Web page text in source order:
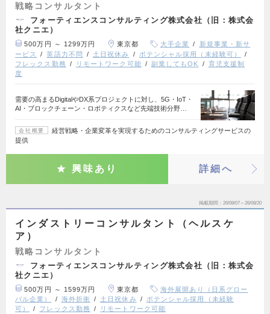
戦略コンサルタント
フォーティエンスコンサルティング株式会社（旧：株式会
社クニエ）
500万円 ～ 1299万円 東京都 大手企業
新規事業・新サ
ービス
英語力不問 土日祝休み
ポテンシャル採用（未経験可）
フレックス勤務
リモートワーク可能 副業してもOK
育児支援制
度
需要の高まるDigitalやDX系プロジェクトに対し、5G・IoT・
AI・ブロックチェーン・ロボティクスなど先端技術分野…
会社概要
経営戦略・企業変革を実現するためのコンサルティングサービスの
提供
興味あり 詳細へ
掲載期間 26/08/07～26/08/20
インダストリーコンサルタント（ヘルスケ
ア）
戦略コンサルタント
フォーティエンスコンサルティング株式会社（旧：株式会
社クニエ）
500万円 ～ 1599万円 東京都
海外展開あり（日系グロー
バル企業）
海外折衝 土日祝休み
ポテンシャル採用（未経験
可）
フレックス勤務 リモートワーク可能